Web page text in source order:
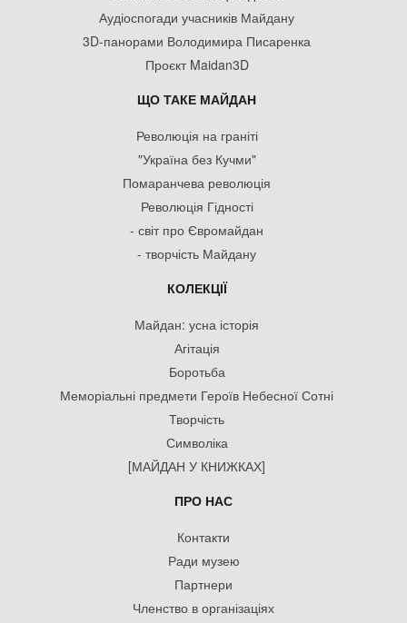
Аудіоспогади учасників Майдану
3D-панорами Володимира Писаренка
Проєкт Maidan3D
ЩО ТАКЕ МАЙДАН
Революція на граніті
"Україна без Кучми"
Помаранчева революція
Революція Гідності
- світ про Євромайдан
- творчість Майдану
КОЛЕКЦІЇ
Майдан: усна історія
Агітація
Боротьба
Меморіальні предмети Героїв Небесної Сотні
Творчість
Символіка
[МАЙДАН У КНИЖКАХ]
ПРО НАС
Контакти
Ради музею
Партнери
Членство в організаціях